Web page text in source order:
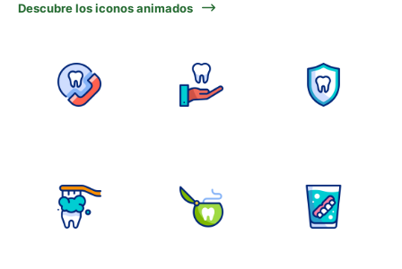
Descubre los iconos animados